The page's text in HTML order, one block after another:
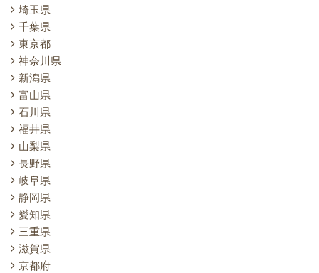
埼玉県
千葉県
東京都
神奈川県
新潟県
富山県
石川県
福井県
山梨県
長野県
岐阜県
静岡県
愛知県
三重県
滋賀県
京都府